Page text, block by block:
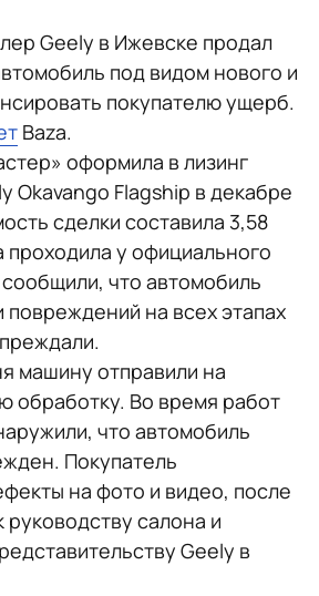
Geely в Ижевске продал
под видом нового и
покупателю ущерб.
Baza.
оформила в лизинг
Okavango Flagship в декабре
сделки составила 3,58
проходила у официального
что автомобиль
повреждений на всех этапах
машину отправили на
обработку. Во время работ
что автомобиль
Покупатель
на фото и видео, после
руководству салона и
Geely в